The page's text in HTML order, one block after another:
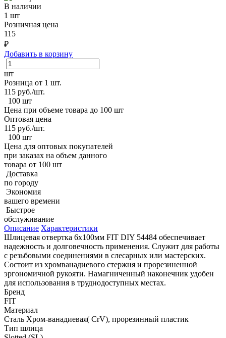
В наличии
1 шт
Розничная цена
115
₽
Добавить в корзину
шт
Розница от 1 шт.
115 руб./шт.
100 шт
Цена при объеме товара до 100 шт
Оптовая цена
115 руб./шт.
100 шт
Цена для оптовых покупателей
при заказах на объем данного
товара от 100 шт
Доставка
по городу
Экономия
вашего времени
Быстрое
обслуживание
Описание Характеристики
Шлицевая отвертка 6х100мм FIT DIY 54484 обеспечивает
надежность и долговечность применения. Служит для работы
с резьбовыми соединениями в слесарных или мастерских.
Состоит из хромванадиевого стержня и прорезиненной
эргономичной рукояти. Намагниченный наконечник удобен
для использования в труднодоступных местах.
Бренд
FIT
Материал
Cталь Хром-ванадиевая( CrV), прорезинный пластик
Тип шлица